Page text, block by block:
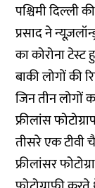
पश्चिमी दिल्ली
प्रसाद ने
का कोरोना
बाकी लोगों की
जिन तीन लोगों
फ्रीलांस
तीसरे एक टीवी
फ्रीलांसर